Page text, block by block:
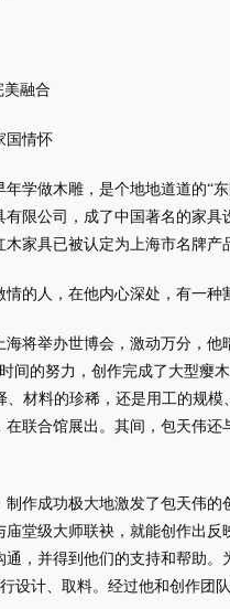
融合
情怀
做木雕，是个地地道道的“东
限公司，成了中国著名的家
家具已被认定为上海市名牌产
人，在他内心深处，有一种
举办世博会，激动万分，他
间的努力，创作完成了大型瘿
材料的珍稀，还是用工的规模
在联合馆展出。其间，包天伟
成功极大地激发了包天伟的
堂级大师联袂，就能创作出
，并得到他们的支持和帮助
设计、取料。经过他和创作团